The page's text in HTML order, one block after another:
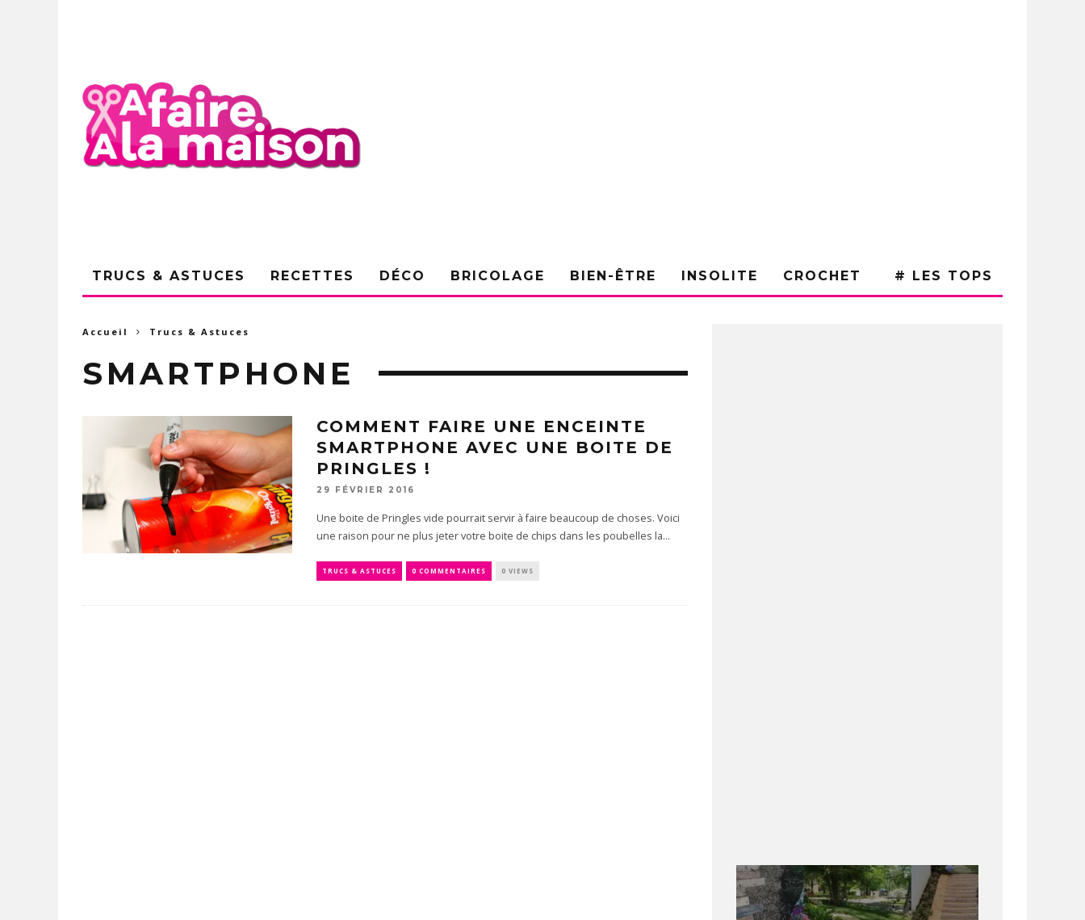
TRUCS & ASTUCES RECETTES DÉCO BRICOLAGE BIEN-ÊTRE INSOLITE CROCHET # LES TOPS
Accueil Trucs & Astuces
SMARTPHONE
COMMENT FAIRE UNE ENCEINTE
SMARTPHONE AVEC UNE BOITE DE
PRINGLES !
29 FÉVRIER 2016
Une boite de Pringles vide pourrait servir à faire beaucoup de choses. Voici
une raison pour ne plus jeter votre boite de chips dans les poubelles la...
TRUCS & ASTUCES 0 COMMENTAIRES 0 VIEWS